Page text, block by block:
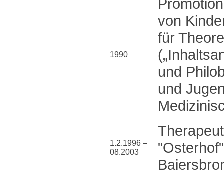
1990
von
für
und
und
1.2.1996 –
08.2003